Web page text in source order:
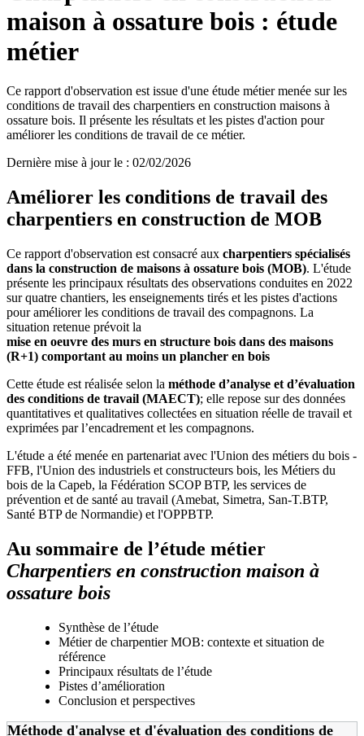
maison à ossature bois : étude
métier
Ce rapport d'observation est issue d'une étude métier menée sur les
conditions de travail des charpentiers en construction maisons à
ossature bois. Il présente les résultats et les pistes d'action pour
améliorer les conditions de travail de ce métier.
Dernière mise à jour le : 02/02/2026
Améliorer les conditions de travail des
charpentiers en construction de MOB
Ce rapport d'observation est consacré aux charpentiers spécialisés
dans la construction de maisons à ossature bois (MOB). L'étude
présente les principaux résultats des observations conduites en 2022
sur quatre chantiers, les enseignements tirés et les pistes d'actions
pour améliorer les conditions de travail des compagnons. La
situation retenue prévoit la
mise en oeuvre des murs en structure bois dans des maisons
(R+1) comportant au moins un plancher en bois
Cette étude est réalisée selon la méthode d’analyse et d’évaluation
des conditions de travail (MAECT); elle repose sur des données
quantitatives et qualitatives collectées en situation réelle de travail et
exprimées par l’encadrement et les compagnons.
L'étude a été menée en partenariat avec l'Union des métiers du bois -
FFB, l'Union des industriels et constructeurs bois, les Métiers du
bois de la Capeb, la Fédération SCOP BTP, les services de
prévention et de santé au travail (Amebat, Simetra, San-T.BTP,
Santé BTP de Normandie) et l'OPPBTP.
Au sommaire de l’étude métier
Charpentiers en construction maison à
ossature bois
Synthèse de l’étude
Métier de charpentier MOB: contexte et situation de
référence
Principaux résultats de l’étude
Pistes d’amélioration
Conclusion et perspectives
Méthode d'analyse et d'évaluation des conditions de